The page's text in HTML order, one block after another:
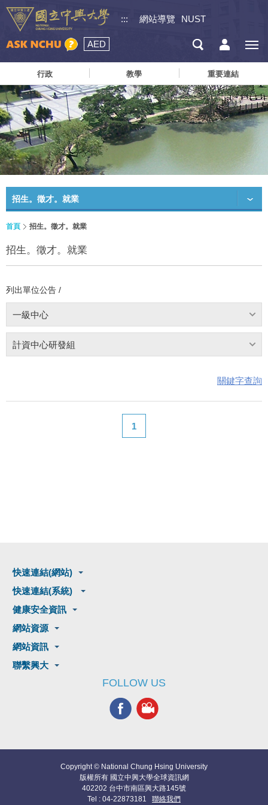
::: 網站導覽 NUST
AED
行政 教學 重要連結
招生。徵才。就業
首頁 招生。徵才。就業
招生。徵才。就業
列出單位公告 /
一級中心
計資中心研發組
關鍵字查詢
1
快速連結(網站)
快速連結(系統)
健康安全資訊
網站資源
網站資訊
聯繫興大
FOLLOW US
Copyright © National Chung Hsing University
版權所有 國立中興大學全球資訊網
402202 台中市南區興大路145號
Tel : 04-22873181 聯絡我們